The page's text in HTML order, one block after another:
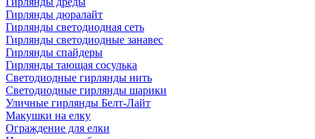
Гирлянды дюралайт
Гирлянды светодиодная сеть
Гирлянды светодиодные занавес
Гирлянды спайдеры
Гирлянды тающая сосулька
Светодиодные гирлянды нить
Светодиодные гирлянды шарики
Уличные гирлянды Белт-Лайт
Макушки на елку
Ограждение для елки